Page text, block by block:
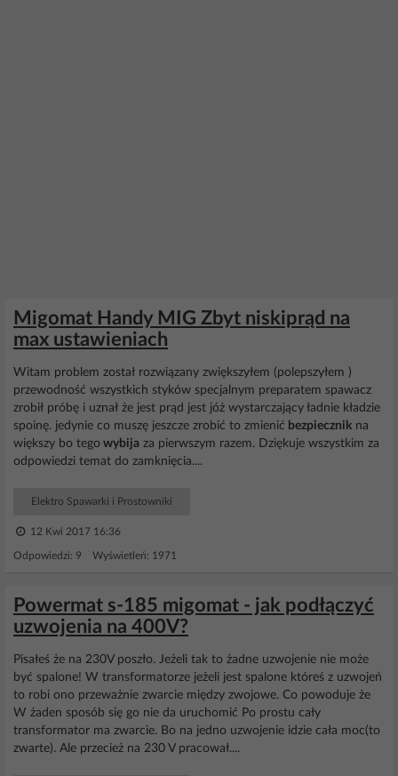
Migomat Handy MIG Zbyt niskiprąd na
max ustawieniach
Witam problem został rozwiązany zwiększyłem (polepszyłem )
przewodność wszystkich styków specjalnym preparatem spawacz
zrobił próbę i uznał że jest prąd jest jóż wystarczający ładnie kładzie
spoinę. jedynie co muszę jeszcze zrobić to zmienić bezpiecznik na
większy bo tego wybija za pierwszym razem. Dziękuje wszystkim za
odpowiedzi temat do zamknięcia....
Elektro Spawarki i Prostowniki
12 Kwi 2017 16:36
Odpowiedzi: 9 Wyświetleń: 1971
Powermat s-185 migomat - jak podłączyć
uzwojenia na 400V?
Pisałeś że na 230V poszło. Jeżeli tak to żadne uzwojenie nie może
być spalone! W transformatorze jeżeli jest spalone któreś z uzwojeń
to robi ono przeważnie zwarcie między zwojowe. Co powoduje że
W żaden sposób się go nie da uruchomić Po prostu cały
transformator ma zwarcie. Bo na jedno uzwojenie idzie cała moc(to
zwarte). Ale przecież na 230 V pracował....